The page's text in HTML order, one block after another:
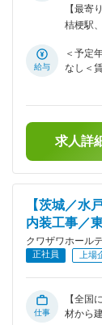
商社」
取り扱
範囲：会社の定
設基礎
の思い
大きいです。 ■同社の特徴： 同社
及びゼ
を手が
総合商
ビジネ
かせる
ができ
より、
続的に
のが特
の定め
【最寄
桔梗駅
給与
＜予定
なし＜
残業手
となり
■賞与
通じて
めた表
求人詳
【茨城／水
内装工事／
クワザワホール
正社員 上場
仕事
【全国
材から